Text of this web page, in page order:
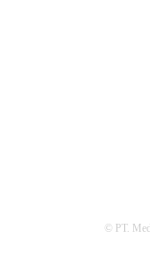
© PT.